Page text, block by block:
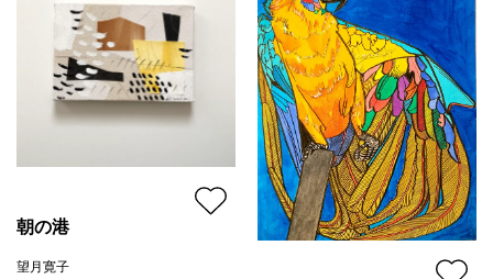
朝の港
望月寛子